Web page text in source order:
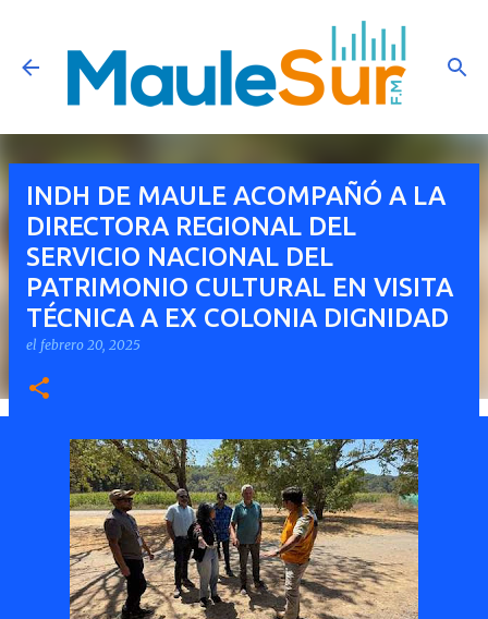
Ir al contenido principal
INDH DE MAULE ACOMPAÑÓ A LA
DIRECTORA REGIONAL DEL
SERVICIO NACIONAL DEL
PATRIMONIO CULTURAL EN VISITA
TÉCNICA A EX COLONIA DIGNIDAD
el febrero 20, 2025